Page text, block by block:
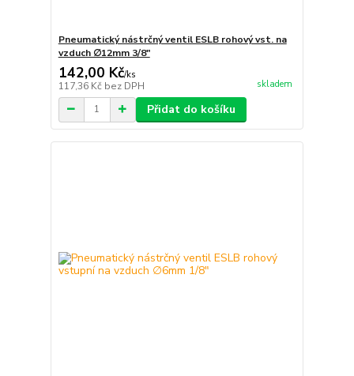
Pneumatický nástrčný ventil ESLB rohový vst. na
vzduch ∅12mm 3/8"
142,00 Kč/ks
117,36 Kč bez DPH skladem
Přidat do košíku